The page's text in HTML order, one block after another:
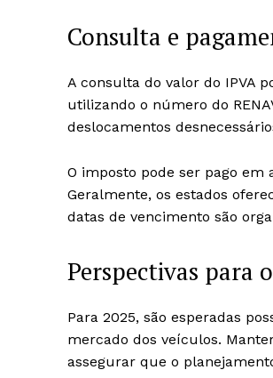
Consulta e
A consulta do valor do IPVA
utilizando o número do
deslocamentos
O imposto pode ser pago em
Geralmente, os estados
datas de vencimento são
Perspectivas para
Para 2025, são esperadas
mercado dos veículos.
assegurar que o